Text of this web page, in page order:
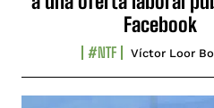
Facebook
#NTF Víctor Loor